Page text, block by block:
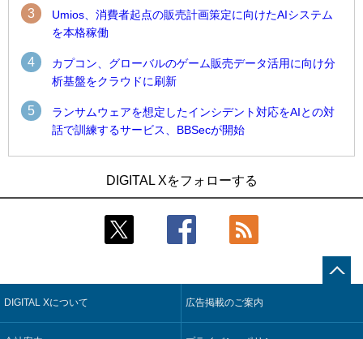
3
Umios、消費者起点の販売計画策定に向けたAIシステム
を本格稼働
4
カプコン、グローバルのゲーム販売データ活用に向け分
析基盤をクラウドに刷新
5
ランサムウェアを想定したインシデント対応をAIとの対
話で訓練するサービス、BBSecが開始
近大病院と中外製薬、治験参加者組み入れに電子カルテとAI
技術を使う抽出方法の研究開始
4
【COMPUTEX 2026：Arm編】チップ自社製造で鍵を握る台
合基盤を本格稼働
鹿島建設、鋼管柱へのコンクリート充填時の異常を検出する
AIを遠隔監視システムに実装
4
製造業の現場の暗黙知を組織横断で活用するためのナレッジ
DIGITAL Xをフォローする
DIGITAL Xについて 広告掲載のご案内